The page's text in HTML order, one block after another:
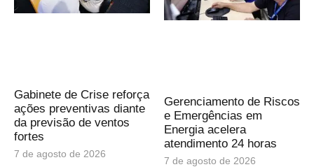
Gabinete de Crise reforça
ações preventivas diante
da previsão de ventos
fortes
7 de agosto de 2026
Gerenciamento de Riscos
e Emergências em
Energia acelera
atendimento 24 horas
7 de agosto de 2026